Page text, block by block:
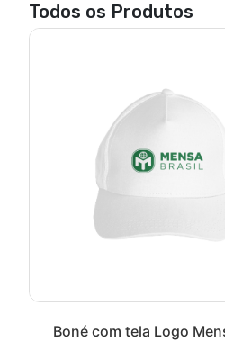
Todos os Produtos
Boné com tela Logo